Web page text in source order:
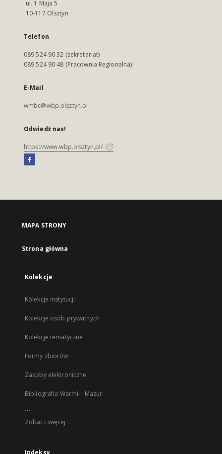
ul. 1 Maja 5
10-117 Olsztyn
Telefon
089 524 90 32 (sekretariat)
089 524 90 48 (Pracownia Regionalna)
E-Mail
wmbc@wbp.olsztyn.pl
Odwiedź nas!
https://www.wbp.olsztyn.pl/
MAPA STRONY
Strona główna
Kolekcje
Kolekcje instytucji
Kolekcje osób prywatnych
Kolekcje tematyczne
Formy zbiorów
Zasoby elektroniczne
Bibliografia Warmii i Mazur
...
Zobacz więcej
Indeksy